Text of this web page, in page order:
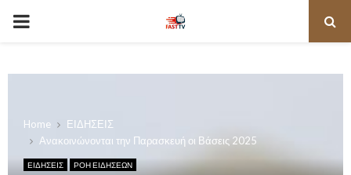
PRIMARY
Home
ΕΙΔΗΣΕΙΣ
Ανακοινώνονται την Παρασκευή οι Βάσεις 2025
ΕΙΔΗΣΕΙΣ ΡΟΗ ΕΙΔΗΣΕΩΝ